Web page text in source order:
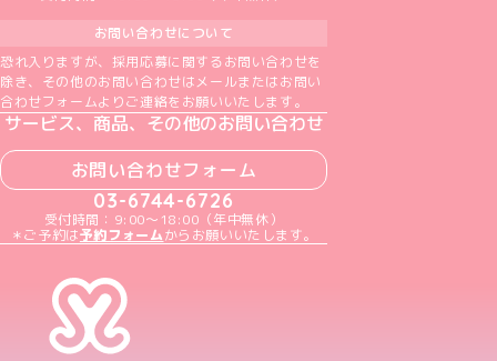
お問い合わせについて
恐れ入りますが、採用応募に関するお問い合わせを
除き、その他のお問い合わせはメールまたはお問い
合わせフォームよりご連絡をお願いいたします。
サービス、商品、その他のお問い合わせ
お問い合わせフォーム
03-6744-6726
受付時間：9:00～18:00（年中無休）
＊ご予約は予約フォームからお願いいたします。